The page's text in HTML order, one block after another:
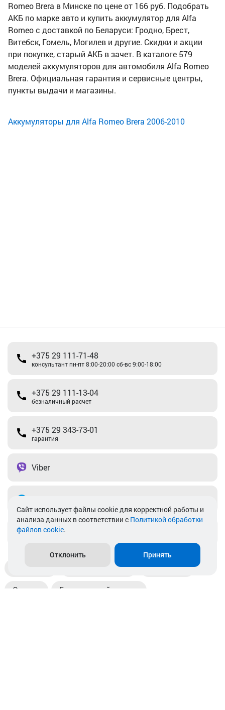
Romeo Brera в Минске по цене от 166 руб. Подобрать
АКБ по марке авто и купить аккумулятор для Alfa
Romeo с доставкой по Беларуси: Гродно, Брест,
Витебск, Гомель, Могилев и другие. Скидки и акции
при покупке, старый АКБ в зачет. В каталоге 579
моделей аккумуляторов для автомобиля Alfa Romeo
Brera. Официальная гарантия и сервисные центры,
пункты выдачи и магазины.
Аккумуляторы для Alfa Romeo Brera 2006-2010
+375 29 111-71-48
консультант пн-пт 8:00-20:00 сб-вс 9:00-18:00
+375 29 111-13-04
безналичный расчет
+375 29 343-73-01
гарантия
Viber
info@akkamulik.by
Пункты выдачи Магазины
Оплата Безналичный расчет
Cайт использует файлы cookie для корректной работы и
анализа данных в соответствии с Политикой обработки
файлов cookie.
Отклонить Принять